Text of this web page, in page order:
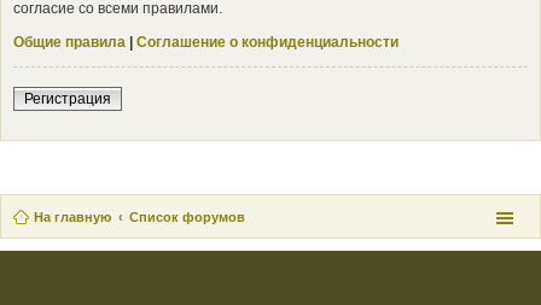
согласие со всеми правилами.
Общие правила | Соглашение о конфиденциальности
Регистрация
На главную Список форумов